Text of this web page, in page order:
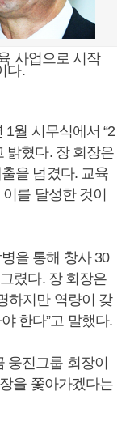
사업으로 시작
다.
월 시무식에서 “2
밝혔다. 장 회장은
을 넘겼다. 교육
를 달성한 것이
을 통해 창사 30
렸다. 장 회장은
하지만 역량이 갖
한다”고 말했다.
웅진그룹 회장이
을 쫓아가겠다는